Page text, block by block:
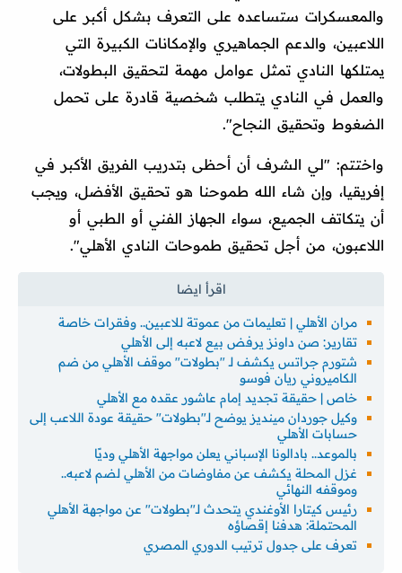
والمعسكرات ستساعده على التعرف بشكل أكبر على
اللاعبين، والدعم الجماهيري والإمكانات الكبيرة التي
يمتلكها النادي تمثل عوامل مهمة لتحقيق البطولات،
والعمل في النادي يتطلب شخصية قادرة على تحمل
الضغوط وتحقيق النجاح".
واختتم: "لي الشرف أن أحظى بتدريب الفريق الأكبر في
إفريقيا، وإن شاء الله طموحنا هو تحقيق الأفضل، ويجب
أن يتكاتف الجميع، سواء الجهاز الفني أو الطبي أو
اللاعبون، من أجل تحقيق طموحات النادي الأهلي".
مران الأهلي | تعليمات من عموتة للاعبين.. وفقرات خاصة
تقارير: صن داونز يرفض بيع لاعبه إلى الأهلي
شتورم جراتس يكشف لـ "بطولات" موقف الأهلي من ضم
الكاميروني ريان فوسو
خاص | حقيقة تجديد إمام عاشور عقده مع الأهلي
وكيل جوردان مينديز يوضح لـ"بطولات" حقيقة عودة اللاعب إلى
حسابات الأهلي
بالموعد.. بادالونا الإسباني يعلن مواجهة الأهلي وديًا
غزل المحلة يكشف عن مفاوضات من الأهلي لضم لاعبه..
وموقفه النهائي
رئيس كيتارا الأوغندي يتحدث لـ"بطولات" عن مواجهة الأهلي
المحتملة: هدفنا إقصاؤه
تعرف على جدول ترتيب الدوري المصري